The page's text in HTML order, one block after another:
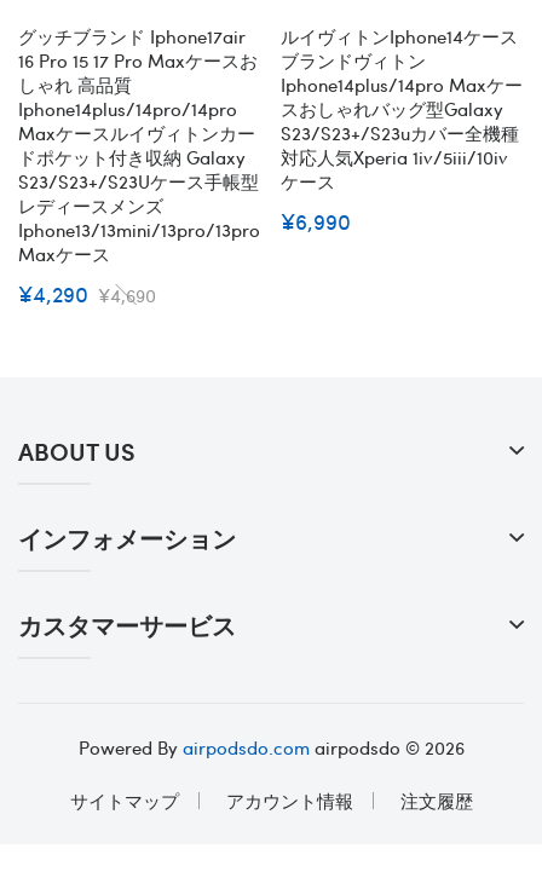
グッチブランド Iphone17air
16 Pro 15 17 Pro Maxケースお
しゃれ 高品質
Iphone14plus/14pro/14pro
Maxケースルイヴィトンカー
ドポケット付き収納 Galaxy
S23/S23+/S23Uケース手帳型
レディースメンズ
Iphone13/13mini/13pro/13pro
Maxケース
¥4,290 ¥4,690
ルイヴィトンiphone14ケース
ブランドヴィトン
Iphone14plus/14pro Maxケー
スおしゃれバッグ型galaxy
S23/s23+/s23uカバー全機種
対応人気Xperia 1iv/5iii/10iv
ケース
¥6,990
ABOUT US
インフォメーション
カスタマーサービス
Powered Byairpodsdo.comairpodsdo © 2026
サイトマップ
アカウント情報 注文履歴